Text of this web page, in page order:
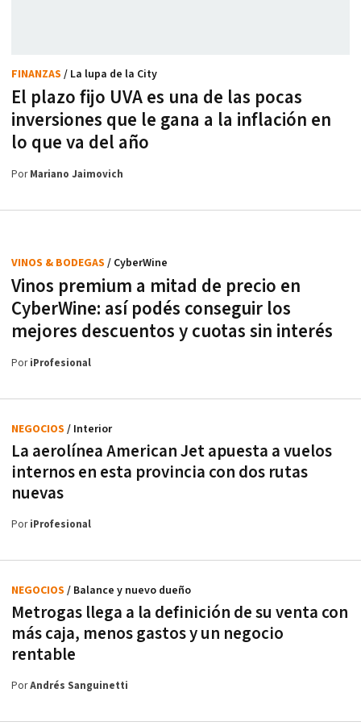
El plazo fijo UVA es una de las pocas
inversiones que le gana a la inflación en
lo que va del año
FINANZAS / La lupa de la City
PorMariano Jaimovich
Vinos premium a mitad de precio en
CyberWine: así podés conseguir los
mejores descuentos y cuotas sin interés
VINOS & BODEGAS / CyberWine
PoriProfesional
La aerolínea American Jet apuesta a vuelos
internos en esta provincia con dos rutas
nuevas
NEGOCIOS / Interior
PoriProfesional
Metrogas llega a la definición de su venta con
más caja, menos gastos y un negocio
rentable
NEGOCIOS / Balance y nuevo dueño
PorAndrés Sanguinetti